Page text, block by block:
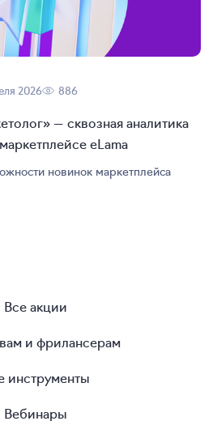
2026 886
— сквозная аналитика
eLama
новинок маркетплейса
Все акции
и фрилансерам
инструменты
Вебинары